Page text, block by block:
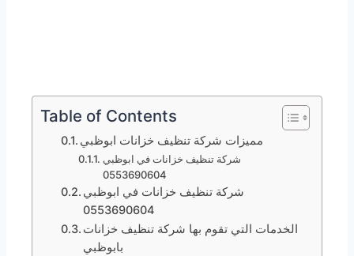
Table of Contents
مميزات شركة تنظيف خزانات ابوظبي
شركة تنظيف خزانات في ابوظبي
0553690604
شركة تنظيف خزانات في ابوظبي
0553690604
الخدمات التي تقوم بها شركة تنظيف خزانات
بابوظبي